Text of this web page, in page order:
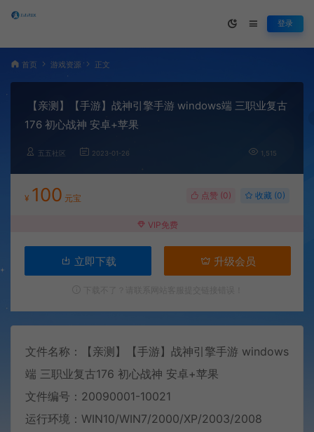
登录
首页 游戏资源 正文
【亲测】【手游】战神引擎手游 windows端 三职业复古
176 初心战神 安卓+苹果
五五社区 2023-01-26 1,515
¥ 100 元宝 点赞 (0) 收藏 (0)
VIP免费
立即下载 升级会员
文件名称：【亲测】【手游】战神引擎手游 windows
端 三职业复古176 初心战神 安卓+苹果
文件编号：20090001-10021
运行环境：WIN10/WIN7/2000/XP/2003/2008